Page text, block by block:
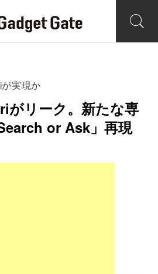
実現か
がリーク。新たな専
or Ask」再現